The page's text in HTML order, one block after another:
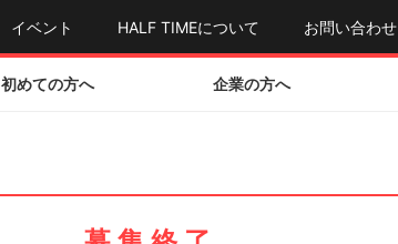
イベント HALF TIMEについて お問い合わせ
初めての方へ 企業の方へ